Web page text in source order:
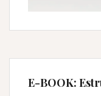
E-BOOK: